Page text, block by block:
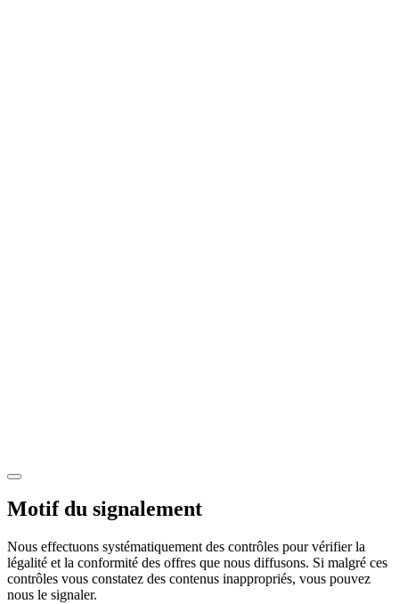
Motif du signalement
Nous effectuons systématiquement des contrôles pour vérifier la
légalité et la conformité des offres que nous diffusons. Si malgré ces
contrôles vous constatez des contenus inappropriés, vous pouvez
nous le signaler.